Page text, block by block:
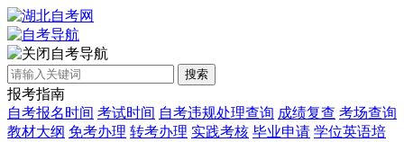
自考导航
搜索
报考指南
自考报名时间 考试时间 自考违规处理查询 成绩复查 考场查询
教材大纲 免考办理 转考办理 实践考核 毕业申请 学位英语培